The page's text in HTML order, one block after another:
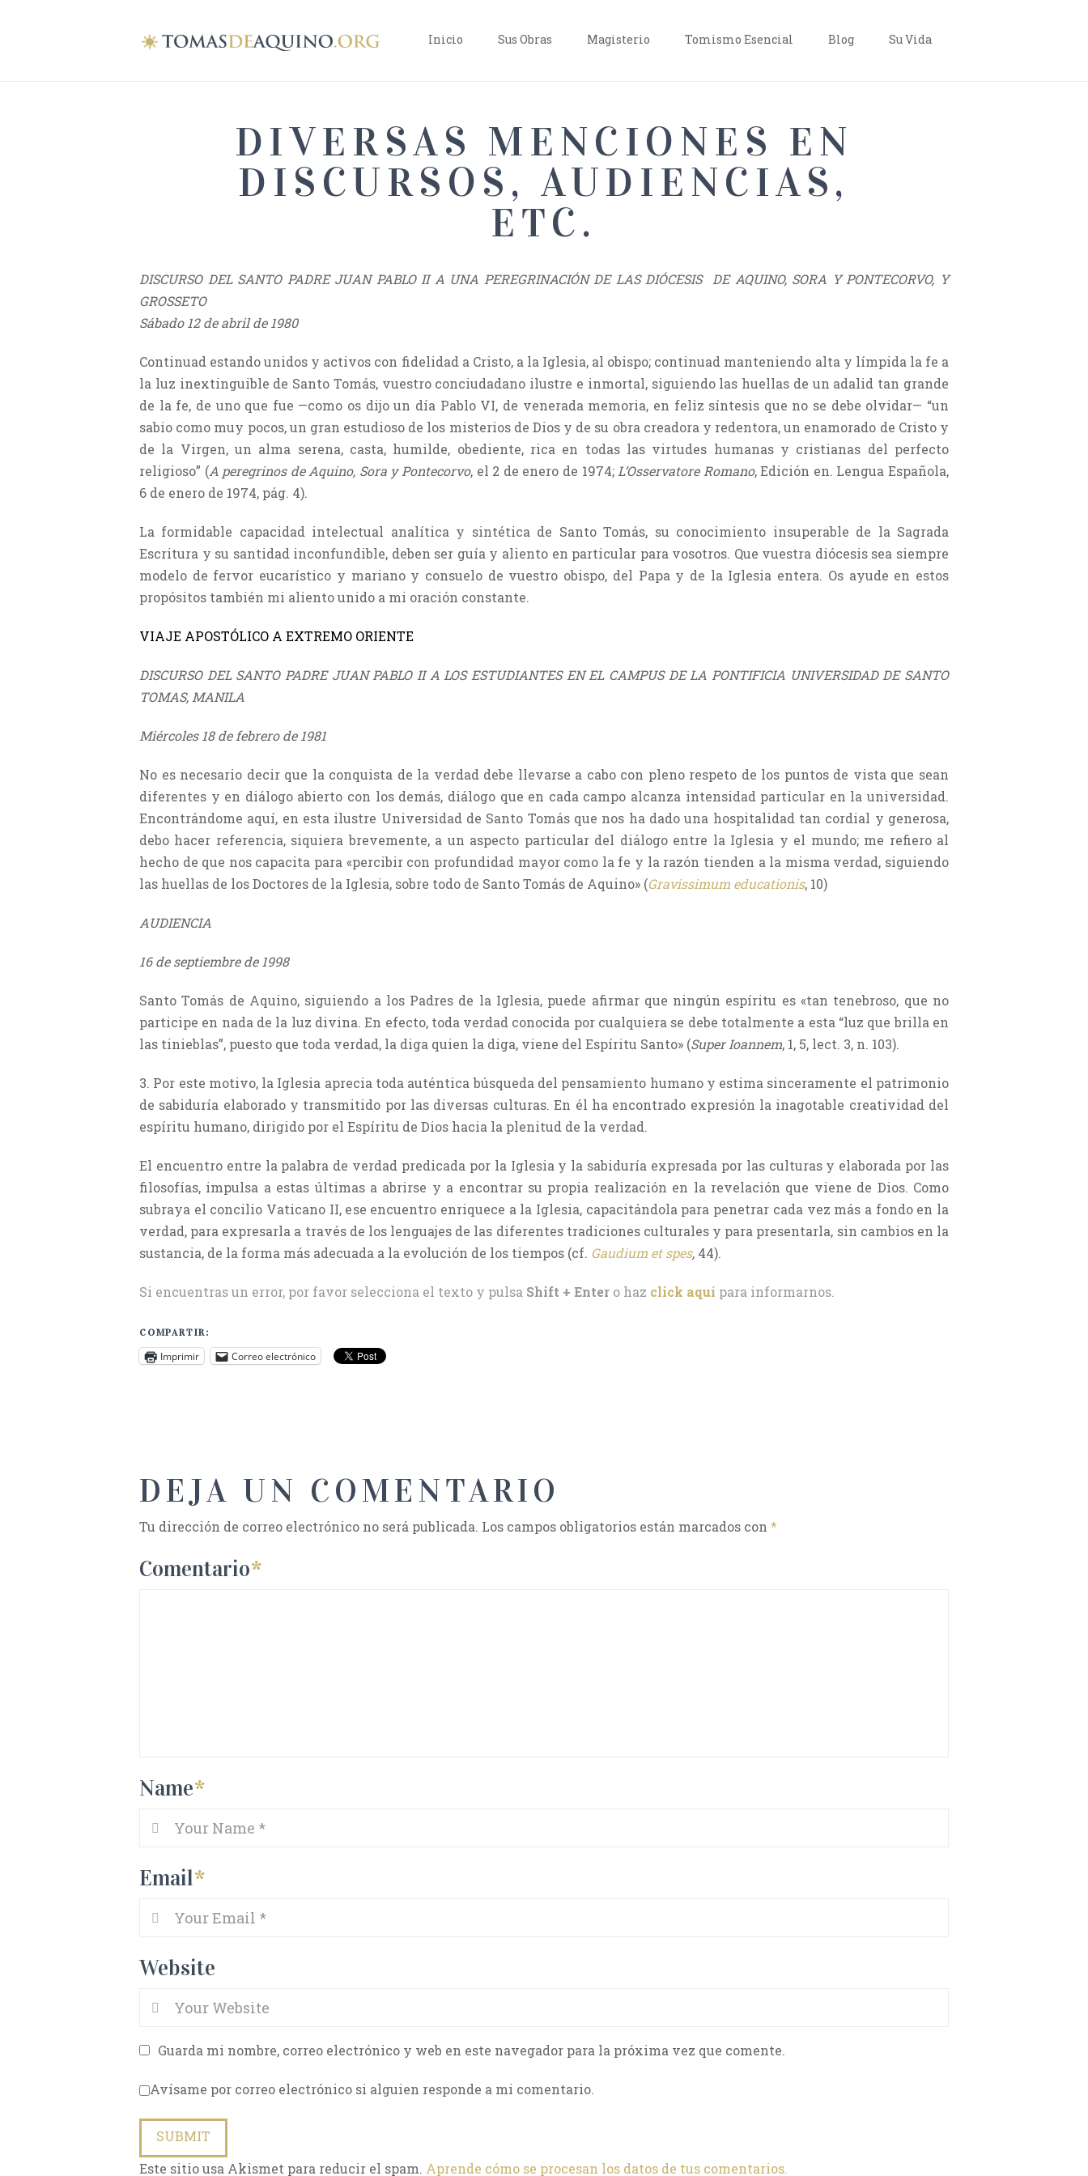
Inicio Sus Obras Magisterio Tomismo Esencial Blog Su Vida
DIVERSAS MENCIONES EN
DISCURSOS, AUDIENCIAS,
ETC.
DISCURSO DEL SANTO PADRE JUAN PABLO II A UNA PEREGRINACIÓN DE LAS DIÓCESIS DE AQUINO, SORA Y PONTECORVO, Y
GROSSETO
Sábado 12 de abril de 1980
Continuad estando unidos y activos con fidelidad a Cristo, a la Iglesia, al obispo; continuad manteniendo alta y límpida la fe a
la luz inextinguible de Santo Tomás, vuestro conciudadano ilustre e inmortal, siguiendo las huellas de un adalid tan grande
de la fe, de uno que fue —como os dijo un día Pablo VI, de venerada memoria, en feliz síntesis que no se debe olvidar— “un
sabio como muy pocos, un gran estudioso de los misterios de Dios y de su obra creadora y redentora, un enamorado de Cristo y
de la Virgen, un alma serena, casta, humilde, obediente, rica en todas las virtudes humanas y cristianas del perfecto
religioso” (A peregrinos de Aquino, Sora y Pontecorvo, el 2 de enero de 1974; L’Osservatore Romano, Edición en. Lengua Española,
6 de enero de 1974, pág. 4).
La formidable capacidad intelectual analítica y sintética de Santo Tomás, su conocimiento insuperable de la Sagrada
Escritura y su santidad inconfundible, deben ser guía y aliento en particular para vosotros. Que vuestra diócesis sea siempre
modelo de fervor eucarístico y mariano y consuelo de vuestro obispo, del Papa y de la Iglesia entera. Os ayude en estos
propósitos también mi aliento unido a mi oración constante.
VIAJE APOSTÓLICO A EXTREMO ORIENTE
DISCURSO DEL SANTO PADRE JUAN PABLO II A LOS ESTUDIANTES EN EL CAMPUS DE LA PONTIFICIA UNIVERSIDAD DE SANTO
TOMAS, MANILA
Miércoles 18 de febrero de 1981
No es necesario decir que la conquista de la verdad debe llevarse a cabo con pleno respeto de los puntos de vista que sean
diferentes y en diálogo abierto con los demás, diálogo que en cada campo alcanza intensidad particular en la universidad.
Encontrándome aquí, en esta ilustre Universidad de Santo Tomás que nos ha dado una hospitalidad tan cordial y generosa,
debo hacer referencia, siquiera brevemente, a un aspecto particular del diálogo entre la Iglesia y el mundo; me refiero al
hecho de que nos capacita para «percibir con profundidad mayor como la fe y la razón tienden a la misma verdad, siguiendo
las huellas de los Doctores de la Iglesia, sobre todo de Santo Tomás de Aquino» (Gravissimum educationis, 10)
AUDIENCIA
16 de septiembre de 1998
Santo Tomás de Aquino, siguiendo a los Padres de la Iglesia, puede afirmar que ningún espíritu es «tan tenebroso, que no
participe en nada de la luz divina. En efecto, toda verdad conocida por cualquiera se debe totalmente a esta “luz que brilla en
las tinieblas”, puesto que toda verdad, la diga quien la diga, viene del Espíritu Santo» (Super Ioannem, 1, 5, lect. 3, n. 103).
3. Por este motivo, la Iglesia aprecia toda auténtica búsqueda del pensamiento humano y estima sinceramente el patrimonio
de sabiduría elaborado y transmitido por las diversas culturas. En él ha encontrado expresión la inagotable creatividad del
espíritu humano, dirigido por el Espíritu de Dios hacia la plenitud de la verdad.
El encuentro entre la palabra de verdad predicada por la Iglesia y la sabiduría expresada por las culturas y elaborada por las
filosofías, impulsa a estas últimas a abrirse y a encontrar su propia realización en la revelación que viene de Dios. Como
subraya el concilio Vaticano II, ese encuentro enriquece a la Iglesia, capacitándola para penetrar cada vez más a fondo en la
verdad, para expresarla a través de los lenguajes de las diferentes tradiciones culturales y para presentarla, sin cambios en la
sustancia, de la forma más adecuada a la evolución de los tiempos (cf. Gaudium et spes, 44).
Si encuentras un error, por favor selecciona el texto y pulsa Shift + Enter o haz click aquí para informarnos.
COMPARTIR:
Imprimir Correo electrónico
DEJA UN COMENTARIO
Tu dirección de correo electrónico no será publicada. Los campos obligatorios están marcados con *
Comentario*
Name*
Email*
Website
Guarda mi nombre, correo electrónico y web en este navegador para la próxima vez que comente.
Avísame por correo electrónico si alguien responde a mi comentario.
Este sitio usa Akismet para reducir el spam. Aprende cómo se procesan los datos de tus comentarios.